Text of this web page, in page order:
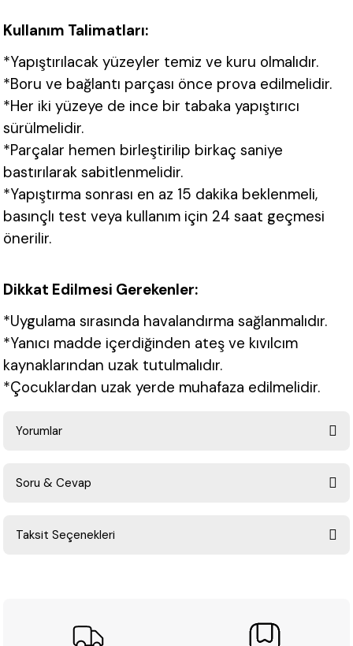
Kullanım Talimatları:
*Yapıştırılacak yüzeyler temiz ve kuru olmalıdır.
*Boru ve bağlantı parçası önce prova edilmelidir.
*Her iki yüzeye de ince bir tabaka yapıştırıcı
sürülmelidir.
*Parçalar hemen birleştirilip birkaç saniye
bastırılarak sabitlenmelidir.
*Yapıştırma sonrası en az 15 dakika beklenmeli,
basınçlı test veya kullanım için 24 saat geçmesi
önerilir.
Dikkat Edilmesi Gerekenler:
*Uygulama sırasında havalandırma sağlanmalıdır.
*Yanıcı madde içerdiğinden ateş ve kıvılcım
kaynaklarından uzak tutulmalıdır.
*Çocuklardan uzak yerde muhafaza edilmelidir.
Yorumlar
Soru & Cevap
Taksit Seçenekleri